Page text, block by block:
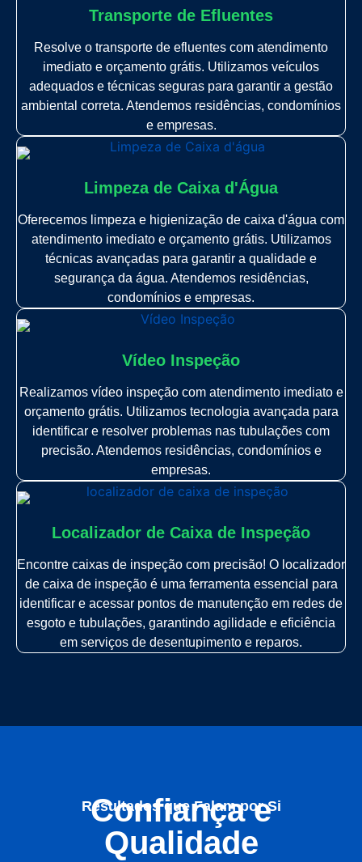
Transporte de Efluentes
Resolve o transporte de efluentes com atendimento
imediato e orçamento grátis. Utilizamos veículos
adequados e técnicas seguras para garantir a gestão
ambiental correta. Atendemos residências, condomínios
e empresas.
Limpeza de Caixa d'Água
Oferecemos limpeza e higienização de caixa d'água com
atendimento imediato e orçamento grátis. Utilizamos
técnicas avançadas para garantir a qualidade e
segurança da água. Atendemos residências,
condomínios e empresas.
Vídeo Inspeção
Realizamos vídeo inspeção com atendimento imediato e
orçamento grátis. Utilizamos tecnologia avançada para
identificar e resolver problemas nas tubulações com
precisão. Atendemos residências, condomínios e
empresas.
Localizador de Caixa de Inspeção
Encontre caixas de inspeção com precisão! O localizador
de caixa de inspeção é uma ferramenta essencial para
identificar e acessar pontos de manutenção em redes de
esgoto e tubulações, garantindo agilidade e eficiência
em serviços de desentupimento e reparos.
Resultados que Falam por Si
Confiança e
Qualidade